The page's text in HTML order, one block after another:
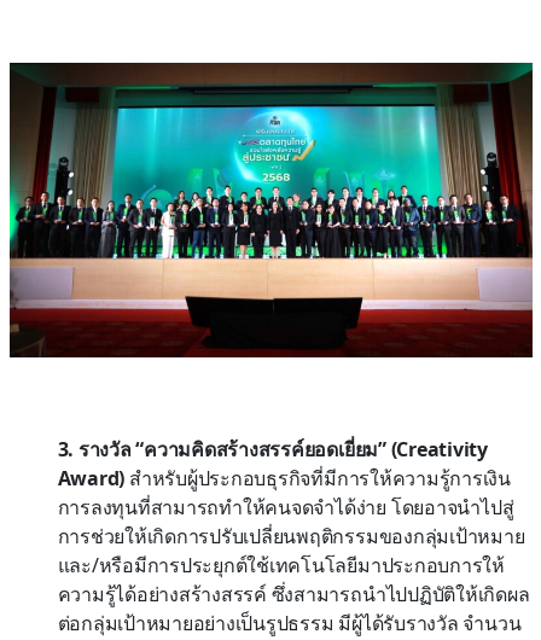
3. รางวัล “ความคิดสร้างสรรค์ยอดเยี่ยม” (Creativity
Award) สำหรับผู้ประกอบธุรกิจที่มีการให้ความรู้การเงิน
การลงทุนที่สามารถทำให้คนจดจำได้ง่าย โดยอาจนำไปสู่
การช่วยให้เกิดการปรับเปลี่ยนพฤติกรรมของกลุ่มเป้าหมาย
และ/หรือมีการประยุกต์ใช้เทคโนโลยีมาประกอบการให้
ความรู้ได้อย่างสร้างสรรค์ ซึ่งสามารถนำไปปฏิบัติให้เกิดผล
ต่อกลุ่มเป้าหมายอย่างเป็นรูปธรรม มีผู้ได้รับรางวัล จำนวน